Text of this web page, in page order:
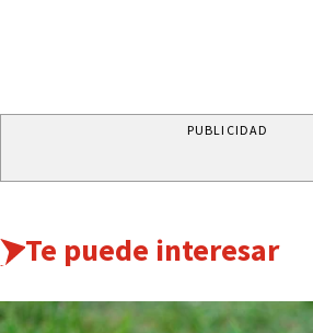
PUBLICIDAD
Te puede interesar